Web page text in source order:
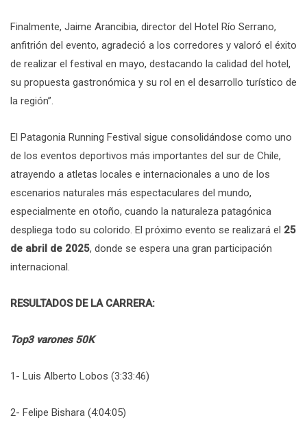
Finalmente, Jaime Arancibia, director del Hotel Río Serrano,
anfitrión del evento, agradeció a los corredores y valoró el éxito
de realizar el festival en mayo, destacando la calidad del hotel,
su propuesta gastronómica y su rol en el desarrollo turístico de
la región”.
El Patagonia Running Festival sigue consolidándose como uno
de los eventos deportivos más importantes del sur de Chile,
atrayendo a atletas locales e internacionales a uno de los
escenarios naturales más espectaculares del mundo,
especialmente en otoño, cuando la naturaleza patagónica
despliega todo su colorido. El próximo evento se realizará el 25
de abril de 2025, donde se espera una gran participación
internacional.
RESULTADOS DE LA CARRERA:
Top3 varones 50K
1- Luis Alberto Lobos (3:33:46)
2- Felipe Bishara (4:04:05)